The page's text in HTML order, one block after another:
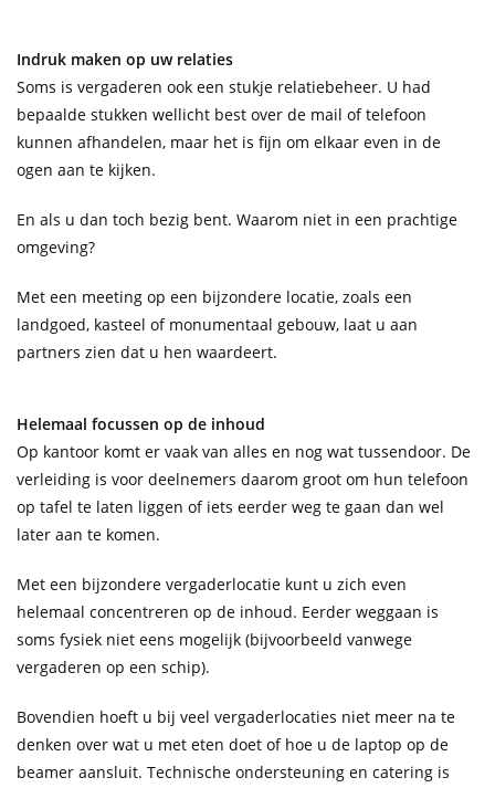
Indruk maken op uw relaties
Soms is vergaderen ook een stukje relatiebeheer. U had
bepaalde stukken wellicht best over de mail of telefoon
kunnen afhandelen, maar het is fijn om elkaar even in de
ogen aan te kijken.
En als u dan toch bezig bent. Waarom niet in een prachtige
omgeving?
Met een meeting op een bijzondere locatie, zoals een
landgoed, kasteel of monumentaal gebouw, laat u aan
partners zien dat u hen waardeert.
Helemaal focussen op de inhoud
Op kantoor komt er vaak van alles en nog wat tussendoor. De
verleiding is voor deelnemers daarom groot om hun telefoon
op tafel te laten liggen of iets eerder weg te gaan dan wel
later aan te komen.
Met een bijzondere vergaderlocatie kunt u zich even
helemaal concentreren op de inhoud. Eerder weggaan is
soms fysiek niet eens mogelijk (bijvoorbeeld vanwege
vergaderen op een schip).
Bovendien hoeft u bij veel vergaderlocaties niet meer na te
denken over wat u met eten doet of hoe u de laptop op de
beamer aansluit. Technische ondersteuning en catering is